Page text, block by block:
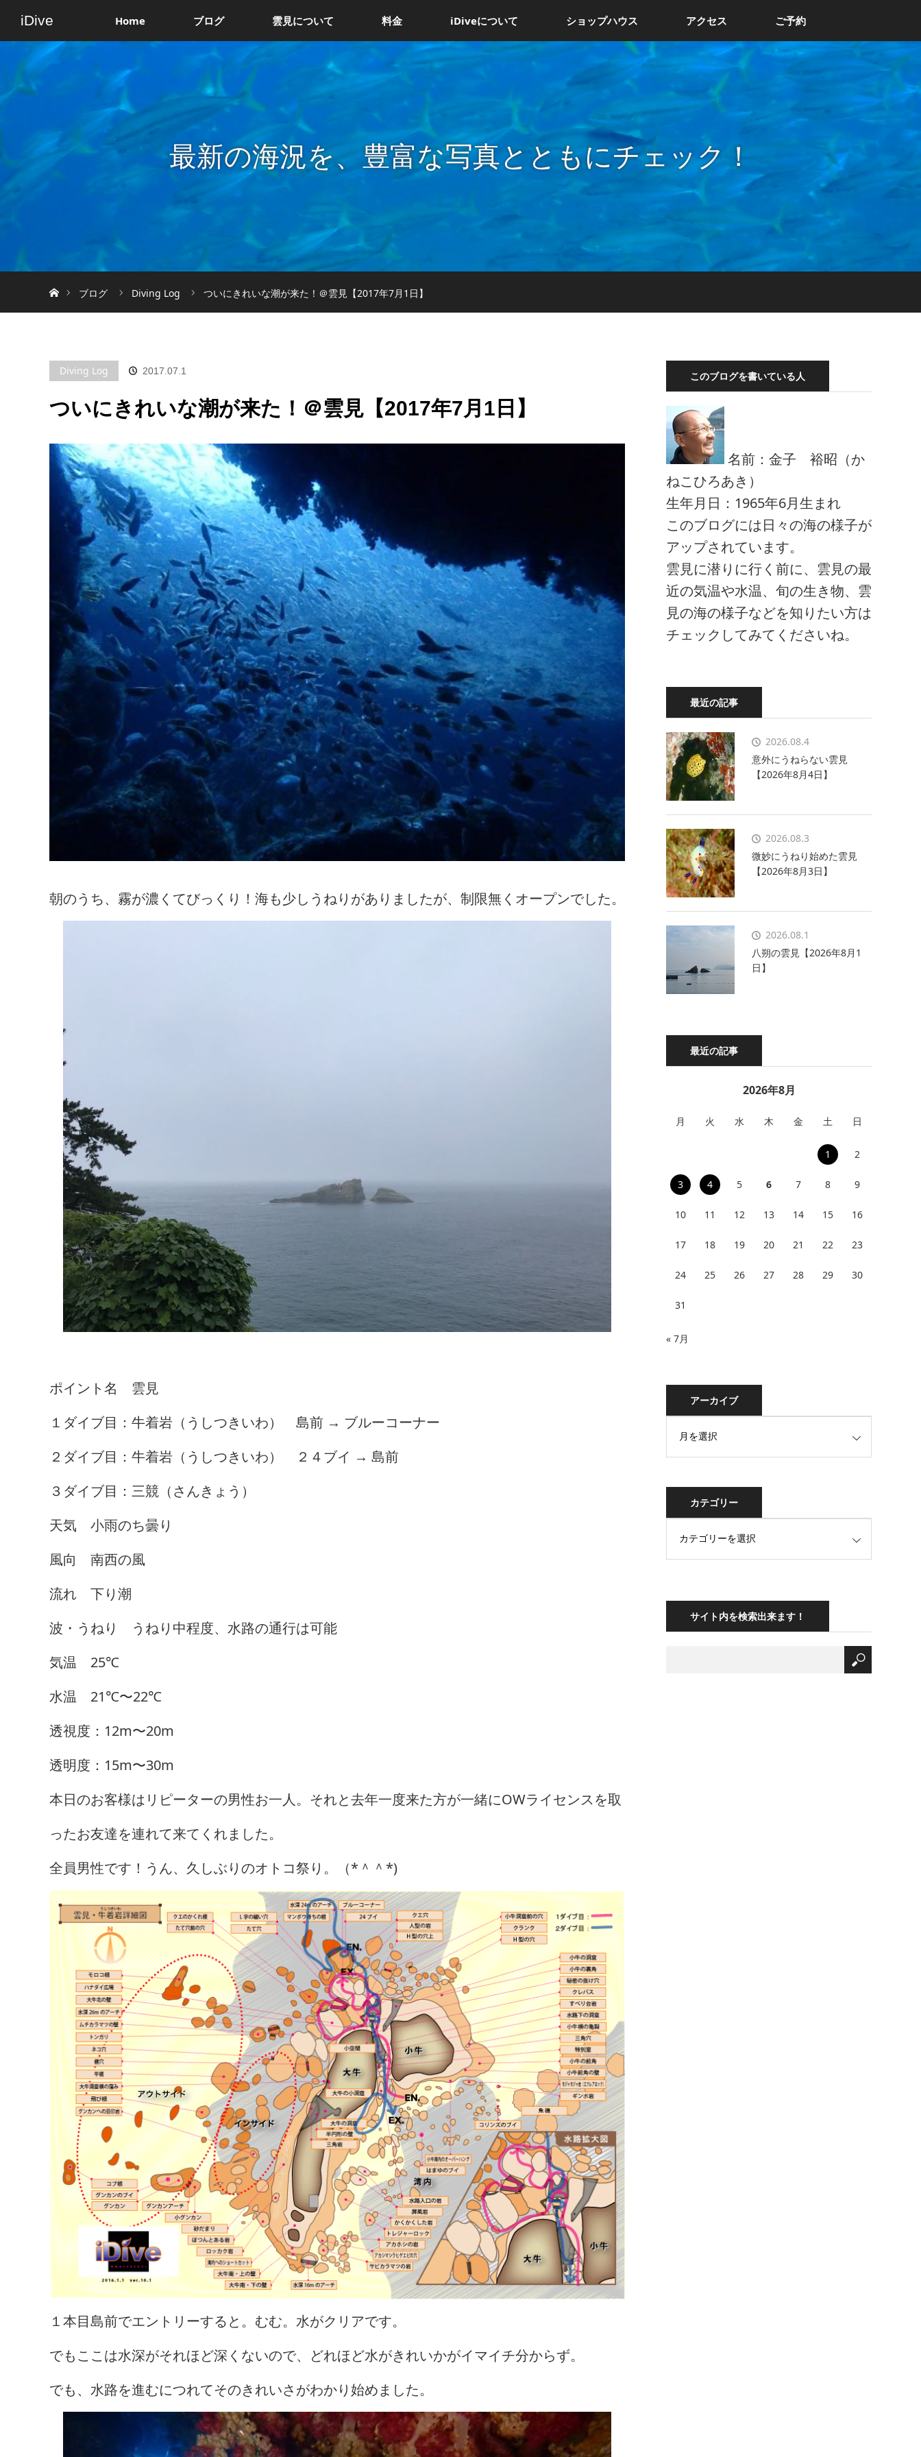
iDive Home ブログ 雲見について 料金 iDiveについて ショップハウス アクセス ご予約
最新の海況を、豊富な写真とともにチェック！
ブログ
Diving Log ついにきれいな潮が来た！＠雲見【2017年7月1日】
Diving Log 2017.07.1
ついにきれいな潮が来た！＠雲見【2017年7月1日】
朝のうち、霧が濃くてびっくり！海も少しうねりがありましたが、制限無くオープンでした。
ポイント名 雲見
１ダイブ目：牛着岩（うしつきいわ） 島前 → ブルーコーナー
２ダイブ目：牛着岩（うしつきいわ） ２４ブイ → 島前
３ダイブ目：三競（さんきょう）
天気 小雨のち曇り
風向 南西の風
流れ 下り潮
波・うねり うねり中程度、水路の通行は可能
気温 25℃
水温 21℃〜22℃
透視度：12m〜20m
透明度：15m〜30m
本日のお客様はリピーターの男性お一人。それと去年一度来た方が一緒にOWライセンスを取
ったお友達を連れて来てくれました。
全員男性です！うん、久しぶりのオトコ祭り。（*＾＾*)
１本目島前でエントリーすると。むむ。水がクリアです。
でもここは水深がそれほど深くないので、どれほど水がきれいかがイマイチ分からず。
でも、水路を進むにつれてそのきれいさがわかり始めました。
このブログを書いている人
名前：金子 裕昭（か
ねこひろあき）
生年月日：1965年6月生まれ
このブログには日々の海の様子が
アップされています。
雲見に潜りに行く前に、雲見の最
近の気温や水温、旬の生き物、雲
見の海の様子などを知りたい方は
チェックしてみてくださいね。
最近の記事
2026.08.4
意外にうねらない雲見
【2026年8月4日】
2026.08.3
微妙にうねり始めた雲見
【2026年8月3日】
2026.08.1
八朔の雲見【2026年8月1
日】
最近の記事
2026年8月
月 火 水 木 金 土 日
1 2
3 4 5 6 7 8 9
10 11 12 13 14 15 16
17 18 19 20 21 22 23
24 25 26 27 28 29 30
31
« 7月
アーカイブ
カテゴリー
サイト内を検索出来ます！